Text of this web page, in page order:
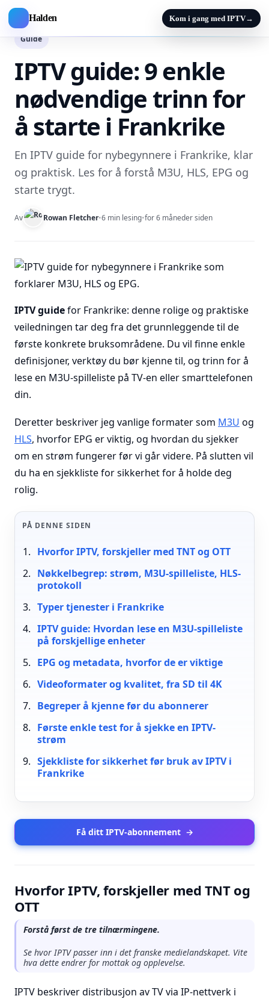
Halden Kom i gang med IPTV→
Guide
IPTV guide: 9 enkle
nødvendige trinn for
å starte i Frankrike
En IPTV guide for nybegynnere i Frankrike, klar
og praktisk. Les for å forstå M3U, HLS, EPG og
starte trygt.
Av Rowan Fletcher•6 min lesing•for 6 måneder siden
IPTV guidefor Frankrike: denne rolige og praktiske
veiledningen tar deg fra det grunnleggende til de
første konkrete bruksområdene. Du vil finne enkle
definisjoner, verktøy du bør kjenne til, og trinn for å
lese en M3U-spilleliste på TV-en eller smarttelefonen
din.
Deretter beskriver jeg vanlige formater som M3U og
HLS, hvorfor EPG er viktig, og hvordan du sjekker
om en strøm fungerer før vi går videre. På slutten vil
du ha en sjekkliste for sikkerhet for å holde deg
rolig.
PÅ DENNE SIDEN
Hvorfor IPTV, forskjeller med TNT og OTT
Nøkkelbegrep: strøm, M3U-spilleliste, HLS-
protokoll
Typer tjenester i Frankrike
IPTV guide: Hvordan lese en M3U-spilleliste
på forskjellige enheter
EPG og metadata, hvorfor de er viktige
Videoformater og kvalitet, fra SD til 4K
Begreper å kjenne før du abonnerer
Første enkle test for å sjekke en IPTV-
strøm
Sjekkliste for sikkerhet før bruk av IPTV i
Frankrike
Få ditt IPTV-abonnement →
Hvorfor IPTV, forskjeller med TNT og
OTT
Forstå først de tre tilnærmingene.
Se hvor IPTV passer inn i det franske medielandskapet. Vite
hva dette endrer for mottak og opplevelse.
IPTV beskriver distribusjon av TV via IP-nettverk i